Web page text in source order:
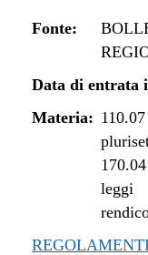
Fonte:
Data di entrata
Materia: 110.07
170.04
leggi